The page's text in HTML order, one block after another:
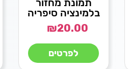
תמונת מחזור
בלמינציה סיפריה
₪20.00
לפרטים